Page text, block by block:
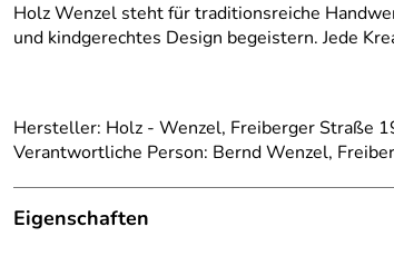
Holz Wenzel steht für traditionsreiche
und kindgerechtes Design begeistern. Jede
Hersteller: Holz - Wenzel, Freiberger Straße
Verantwortliche Person: Bernd Wenzel,
Eigenschaften